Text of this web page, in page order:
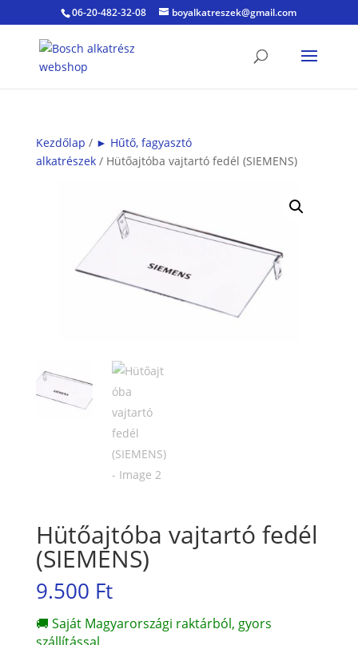
06-20-482-32-08 boyalkatreszek@gmail.com
Kezdőlap / ► Hűtő, fagyasztó
alkatrészek/ Hütőajtóba vajtartó fedél (SIEMENS)
Hütőajtóba vajtartó fedél
(SIEMENS)
9.500 Ft
🚚 Saját Magyarországi raktárból, gyors